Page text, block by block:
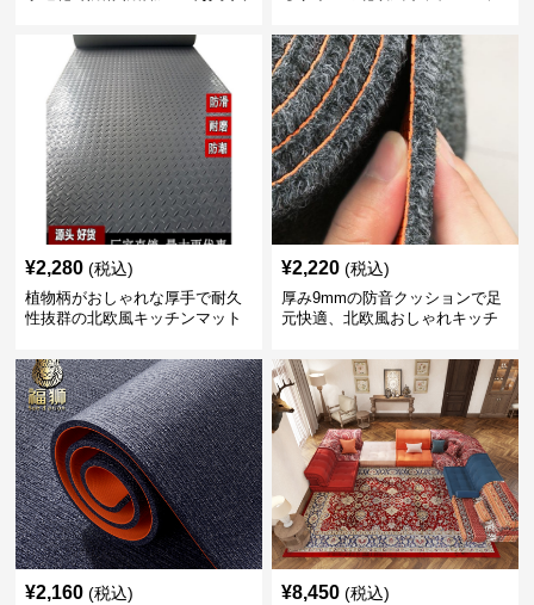
¥2,280 (税込)
植物柄がおしゃれな厚手で耐久
性抜群の北欧風キッチンマット
¥2,220 (税込)
厚み9mmの防音クッションで足
元快適、北欧風おしゃれキッチ
¥2,160 (税込) ¥8,450 (税込)